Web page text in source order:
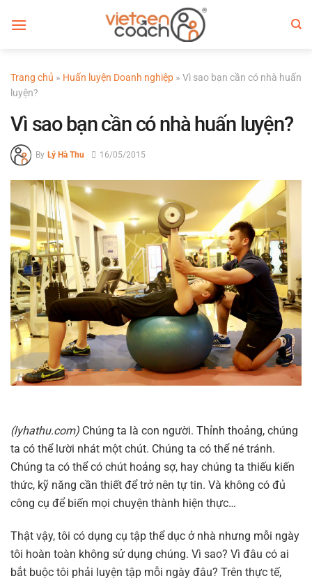
qua
Trang chủ » Huấn luyện Doanh nghiệp » Vì sao bạn cần có nhà huấn
luyện?
Vì sao bạn cần có nhà huấn luyện?
By Lý Hà Thu 16/05/2015
(lyhathu.com) Chúng ta là con người. Thỉnh thoảng, chúng
ta có thể lười nhát một chút. Chúng ta có thể né tránh.
Chúng ta có thể có chút hoảng sợ, hay chúng ta thiếu kiến
thức, kỹ năng cần thiết để trở nên tự tin. Và không có đủ
công cụ để biến mọi chuyện thành hiện thực…
Thật vậy, tôi có dụng cụ tập thể dục ở nhà nhưng mỗi ngày
tôi hoàn toàn không sử dụng chúng. Vì sao? Vì đâu có ai
bắt buộc tôi phải luyện tập mỗi ngày đâu? Trên thực tế,